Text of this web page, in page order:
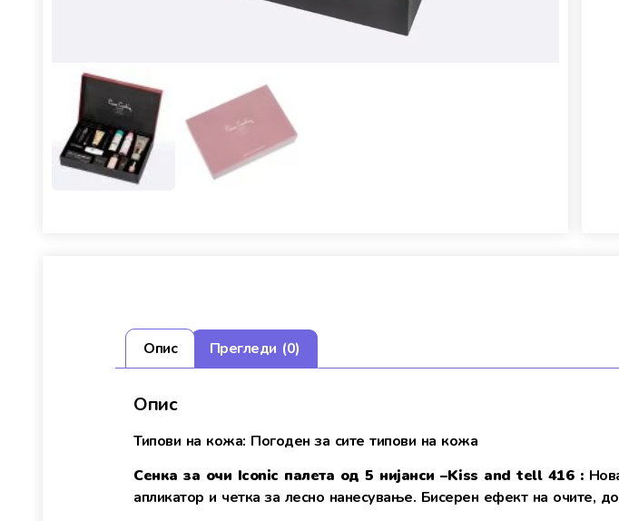
Опис Прегледи (0)
Опис
Типови на кожа: Погоден за сите типови на кожа
Сенка за очи Iconic палета од 5 нијанси –Kiss and tell 416:
апликатор и четка за лесно нанесување. Бисерен ефект на очите,